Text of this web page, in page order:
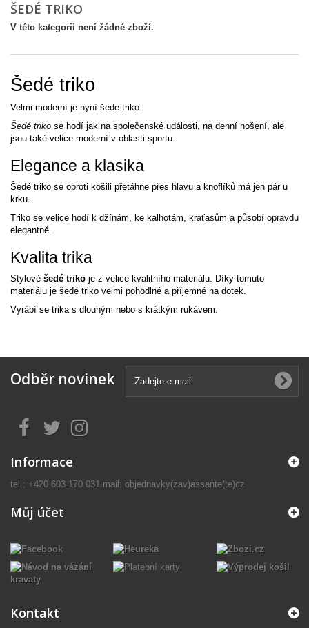
ŠEDÉ TRIKO
V této kategorii není žádné zboží.
Šedé triko
Velmi moderní je nyní šedé triko.
Šedé triko se hodí jak na společenské události, na denní nošení, ale
jsou také velice moderní v oblasti sportu.
Elegance a klasika
Šedé triko se oproti košili přetáhne přes hlavu a knoflíků má jen pár u
krku.
Triko se velice hodí k džínám, ke kalhotám, kraťasům a působí opravdu
elegantně.
Kvalita trika
Stylové šedé triko je z velice kvalitního materiálu. Díky tomuto
materiálu je šedé triko velmi pohodlné a příjemné na dotek.
Vyrábí se trika s dlouhým nebo s krátkým rukávem.
Odběr novinek
Informace
tel : +420 603 170 031 mail: objednavky(zav)assante(te)cz
Můj účet
Kontakt